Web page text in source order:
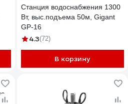
Станция водоснабжения 1300
Вт, выс.подъема 50м, Gigant
GP-16
4.3(72)
В корзину